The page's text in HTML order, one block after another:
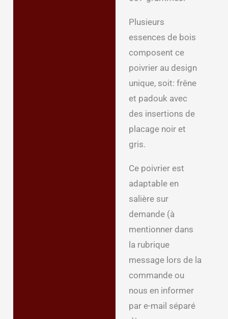
Plusieurs
essences de bois
composent ce
poivrier au design
unique, soit: frêne
et padouk avec
des insertions de
placage noir et
gris.
Ce poivrier est
adaptable en
salière sur
demande (à
mentionner dans
la rubrique
message lors de la
commande ou
nous en informer
par e-mail séparé